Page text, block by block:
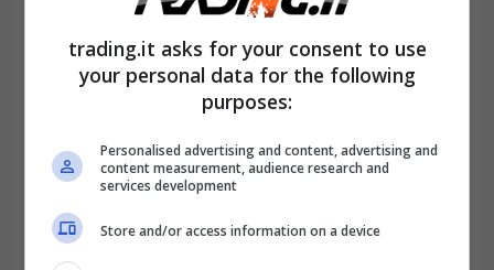
trading.it asks for your consent to use
your personal data for the following
purposes:
Personalised advertising and content, advertising and
content measurement, audience research and
services development
Store and/or access information on a device